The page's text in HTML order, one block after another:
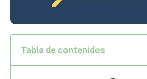
Tabla de contenidos